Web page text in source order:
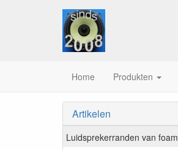
Home Produkten
Artikelen
Luidsprekerranden van foam